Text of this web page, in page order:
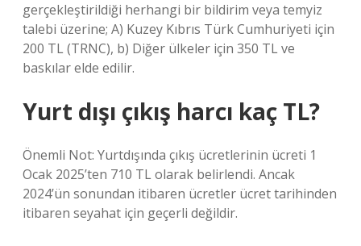
gerçekleştirildiği herhangi bir bildirim veya temyiz
talebi üzerine; A) Kuzey Kıbrıs Türk Cumhuriyeti için
200 TL (TRNC), b) Diğer ülkeler için 350 TL ve
baskılar elde edilir.
Yurt dışı çıkış harcı kaç TL?
Önemli Not: Yurtdışında çıkış ücretlerinin ücreti 1
Ocak 2025’ten 710 TL olarak belirlendi. Ancak
2024’ün sonundan itibaren ücretler ücret tarihinden
itibaren seyahat için geçerli değildir.